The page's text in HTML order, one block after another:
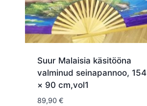
Suur Malaisia käsitööna
valminud seinapannoo, 154
× 90 cm,vol1
89,90 €